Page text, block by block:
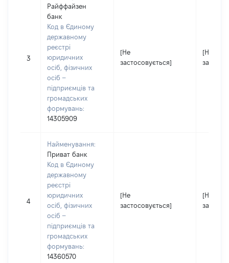
3
Райффайзен
банк
Код в Єдиному
державному
реєстрі
юридичних
осіб, фізичних
осіб –
підприємців та
громадських
формувань:
14305909
[Не
застосовується]
[Не
4
Найменування:
Приват банк
Код в Єдиному
державному
реєстрі
юридичних
осіб, фізичних
осіб –
підприємців та
громадських
формувань:
14360570
[Не
застосовується]
[Не